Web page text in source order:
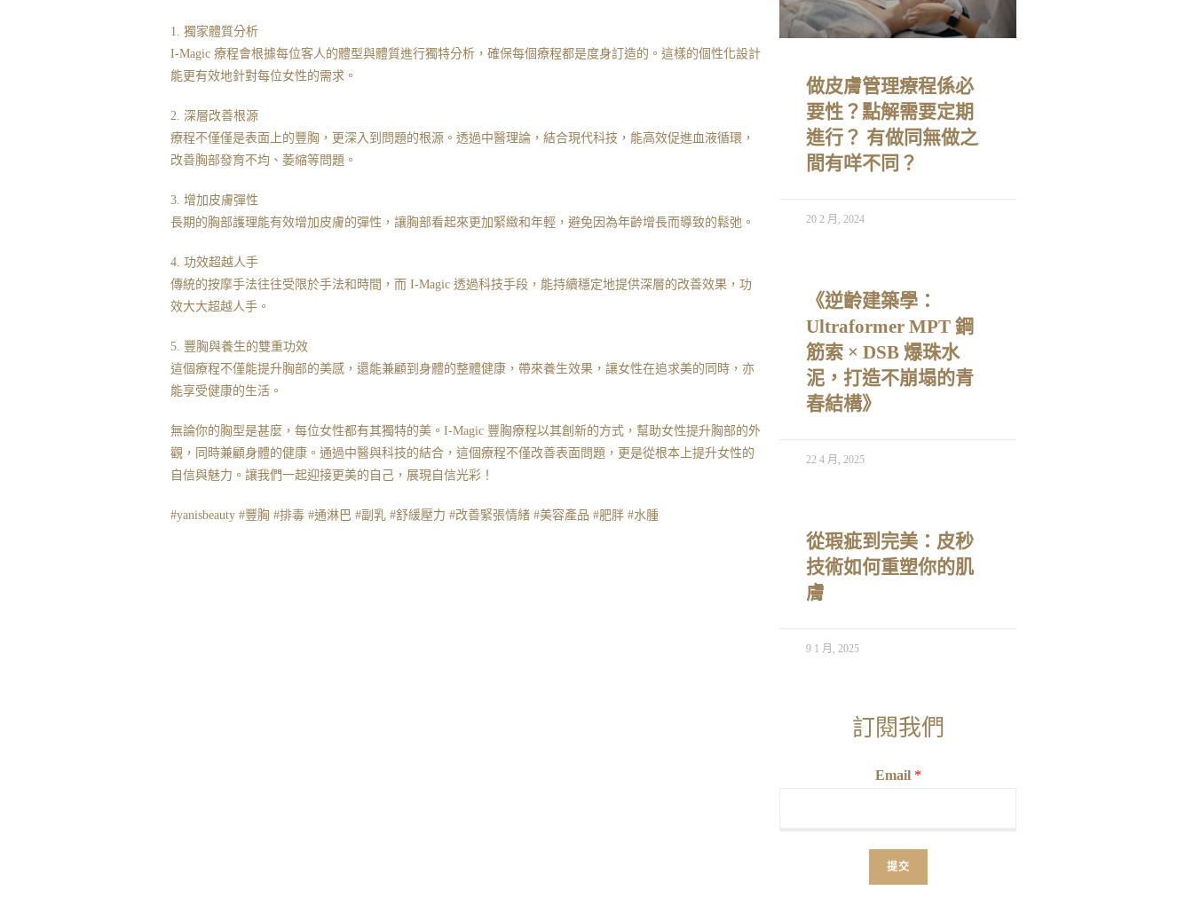
1. 獨家體質分析
I-Magic 療程會根據每位客人的體型與體質進行獨特分析，確保每個療程都是度身訂造的。這樣的個性化設計
能更有效地針對每位女性的需求。
2. 深層改善根源
療程不僅僅是表面上的豐胸，更深入到問題的根源。透過中醫理論，結合現代科技，能高效促進血液循環，
改善胸部發育不均、萎縮等問題。
3. 增加皮膚彈性
長期的胸部護理能有效增加皮膚的彈性，讓胸部看起來更加緊緻和年輕，避免因為年齡增長而導致的鬆弛。
4. 功效超越人手
傳統的按摩手法往往受限於手法和時間，而 I-Magic 透過科技手段，能持續穩定地提供深層的改善效果，功
效大大超越人手。
5. 豐胸與養生的雙重功效
這個療程不僅能提升胸部的美感，還能兼顧到身體的整體健康，帶來養生效果，讓女性在追求美的同時，亦
能享受健康的生活。
無論你的胸型是甚麼，每位女性都有其獨特的美。I-Magic 豐胸療程以其創新的方式，幫助女性提升胸部的外
觀，同時兼顧身體的健康。通過中醫與科技的結合，這個療程不僅改善表面問題，更是從根本上提升女性的
自信與魅力。讓我們一起迎接更美的自己，展現自信光彩！
#yanisbeauty #豐胸 #排毒 #通淋巴 #副乳 #舒緩壓力 #改善緊張情緒 #美容產品 #肥胖 #水腫
做皮膚管理療程係必
要性？點解需要定期
進行？ 有做同無做之
間有咩不同？
20 2 月, 2024
《逆齡建築學：
Ultraformer MPT 鋼
筋索 × DSB 爆珠水
泥，打造不崩塌的青
春結構》
22 4 月, 2025
從瑕疵到完美：皮秒
技術如何重塑你的肌
膚
9 1 月, 2025
訂閱我們
Email *
提交